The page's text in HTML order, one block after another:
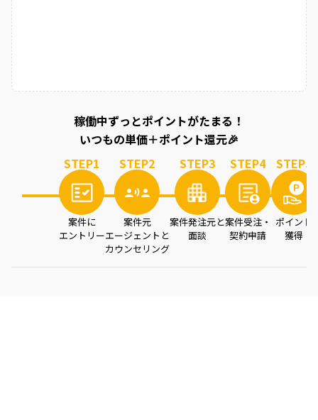
稼働中ずっとポイントがたまる！
いつもの単価＋ポイント還元🎉
STEP1
案件に
エントリー
STEP2
案件元
エージェントと
カウンセリング
STEP3
案件発注元と
面談
STEP4
案件受注・
契約申請
STEP5
ポイント
獲得